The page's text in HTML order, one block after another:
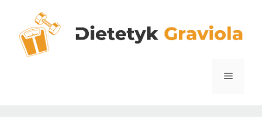
treści
Menu